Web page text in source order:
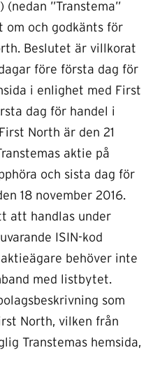
(nedan ”Transtema”
om och godkänts för
Beslutet är villkorat
före första dag för
i enlighet med First
dag för handel i
North är den 21
aktie på
och sista dag för
18 november 2016.
att handlas under
ISIN-kod
behöver inte
med listbytet.
som
North, vilken från
Transtemas hemsida,